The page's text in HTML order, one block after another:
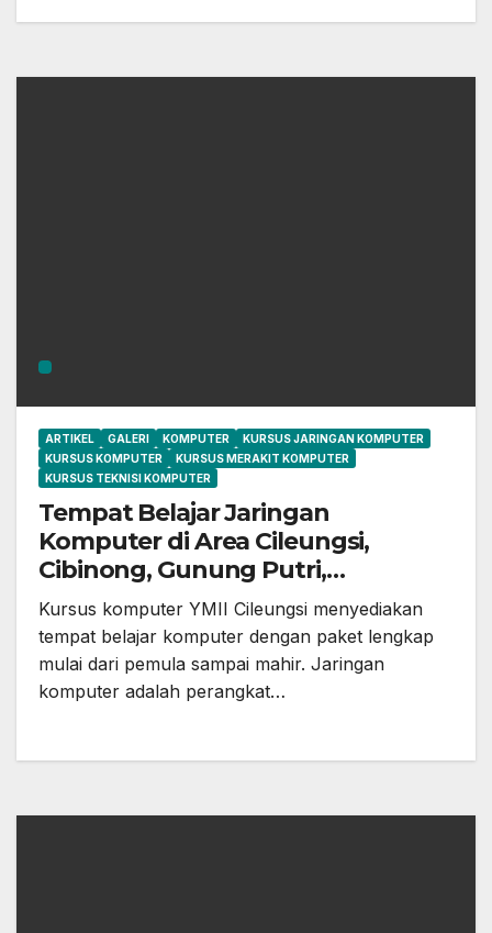
ARTIKEL GALERI KOMPUTER
KURSUS JARINGAN KOMPUTER
KURSUS KOMPUTER
KURSUS MERAKIT KOMPUTER
KURSUS TEKNISI KOMPUTER
Tempat Belajar Jaringan
Komputer di Area Cileungsi,
Cibinong, Gunung Putri,
Klapanunggal, Bekasi, Jonggol
dan sekitarnya
Kursus komputer YMII Cileungsi menyediakan
tempat belajar komputer dengan paket lengkap
mulai dari pemula sampai mahir. Jaringan
komputer adalah perangkat…